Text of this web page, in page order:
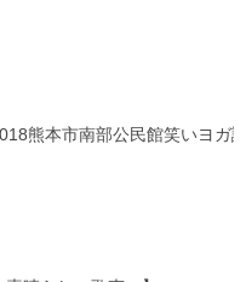
熊本市南部公民館笑いヨガ講